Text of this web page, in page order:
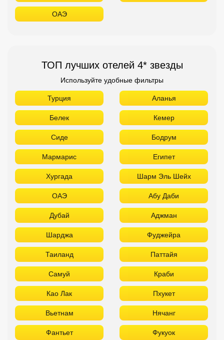
ОАЭ
ТОП лучших отелей 4* звезды
Используйте удобные фильтры
Турция Аланья
Белек Кемер
Сиде Бодрум
Мармарис Египет
Хургада Шарм Эль Шейх
ОАЭ Абу Даби
Дубай Аджман
Шарджа Фуджейра
Таиланд Паттайя
Самуй Краби
Као Лак Пхукет
Вьетнам Нячанг
Фантьет Фукуок